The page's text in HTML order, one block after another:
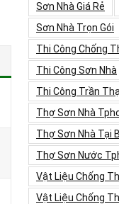
Sơn Nhà Giá Rẻ
Sơn Nhà Trọn Gói
Thi Công Chống
Thi Công Sơn Nhà
Thi Công Trần
Thợ Sơn Nhà
Thợ Sơn Nhà Tại
Thợ Sơn Nước
Vật Liệu Chống
Vật Liệu Chống